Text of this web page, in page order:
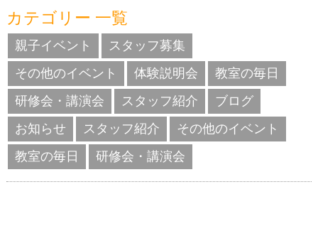
カテゴリー 一覧
親子イベント
スタッフ募集
その他のイベント
体験説明会
教室の毎日
研修会・講演会
スタッフ紹介
ブログ
お知らせ
スタッフ紹介
その他のイベント
教室の毎日
研修会・講演会